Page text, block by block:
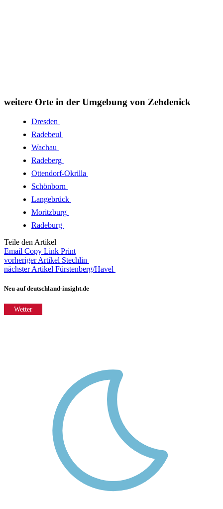
weitere Orte in der Umgebung von Zehdenick
Dresden
Radebeul
Wachau
Radeberg
Ottendorf-Okrilla
Schönborn
Langebrück
Moritzburg
Radeburg
Teile den Artikel
Email Copy Link Print
vorheriger Artikel Stechlin
nächster Artikel Fürstenberg/Havel
Neu auf deutschland-insight.de
Wetter